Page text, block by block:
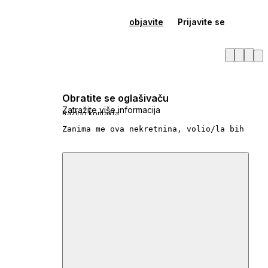
objavite Prijavite se
Obratite se oglašivaču
Zatražite više informacija
Razlog kontakta